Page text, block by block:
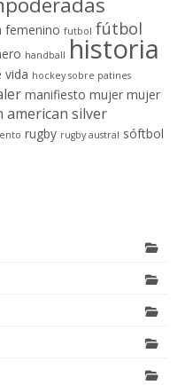
femenino futbol fútbol
handball historia
vida hockey sobre patines
manifiesto mujer mujer
american silver
rugby rugby austral sóftbol